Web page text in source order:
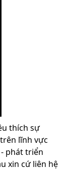
thích sự
lĩnh vực
phát triển
xin cứ liên hệ